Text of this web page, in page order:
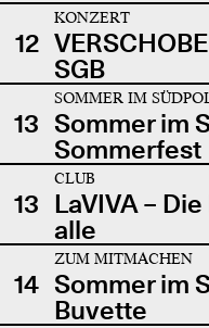
12
KONZERT
SGB
13
SOMMER IM
Sommer im
Sommerfest
13
CLUB
LaVIVA –
alle
14
ZUM MITMACHEN
Sommer im
Buvette